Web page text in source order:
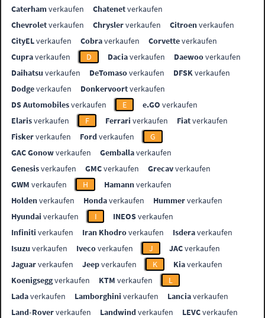
Caterhamverkaufen Chatenetverkaufen
Chevroletverkaufen Chryslerverkaufen Citroenverkaufen
CityELverkaufen Cobraverkaufen Corvetteverkaufen
Cupraverkaufen D Daciaverkaufen Daewooverkaufen
Daihatsu verkaufen DeTomasoverkaufen DFSKverkaufen
Dodgeverkaufen Donkervoortverkaufen
DS Automobilesverkaufen E e.GO verkaufen
Elarisverkaufen F Ferrari verkaufen Fiatverkaufen
Fiskerverkaufen Fordverkaufen
G
GAC Gonowverkaufen Gemballaverkaufen
Genesisverkaufen GMCverkaufen Grecavverkaufen
GWM verkaufen H Hamannverkaufen
Holdenverkaufen Hondaverkaufen Hummerverkaufen
Hyundai verkaufen I INEOSverkaufen
Infiniti verkaufen Iran Khodroverkaufen Isderaverkaufen
Isuzu verkaufen Ivecoverkaufen J JACverkaufen
Jaguarverkaufen Jeepverkaufen K Kiaverkaufen
Koenigseggverkaufen KTM verkaufen
L
Ladaverkaufen Lamborghini verkaufen Lanciaverkaufen
Land-Roververkaufen Landwindverkaufen LEVCverkaufen